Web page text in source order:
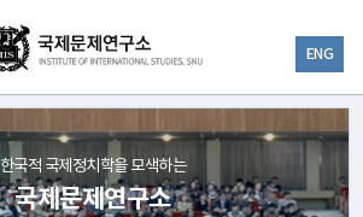
ENG
한국적 국제정치학을 모색하는
국제문제연구소